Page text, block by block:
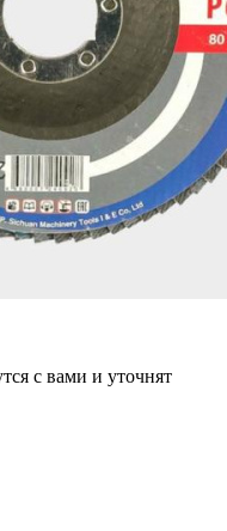
с вами и уточнят